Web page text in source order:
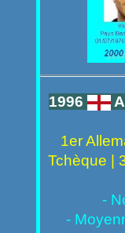
1996
1er
Tchèque |
-
-